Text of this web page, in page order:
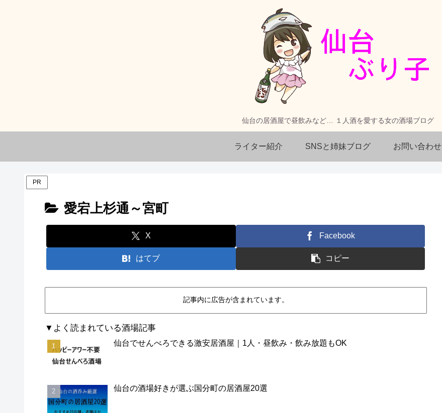
仙台の居酒屋で昼飲みなど… １人酒を愛する女の酒場ブログ
ライター紹介 SNSと姉妹ブログ お問い合わせ
PR
愛宕上杉通～宮町
X Facebook
はてブ コピー
記事内に広告が含まれています。
▼よく読まれている酒場記事
仙台でせんべろできる激安居酒屋｜1人・昼飲み・飲み放題もOK
仙台の酒場好きが選ぶ国分町の居酒屋20選